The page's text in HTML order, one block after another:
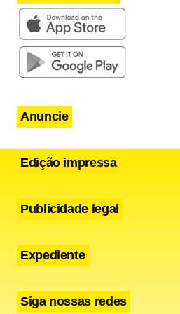
Anuncie
Edição impressa
Publicidade legal
Expediente
Siga nossas redes